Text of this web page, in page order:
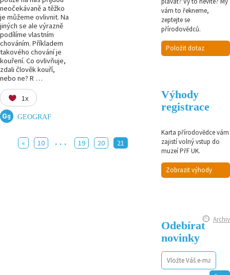
neočekávaně a těžko
je můžeme ovlivnit. Na
jiných se ale výrazně
podílíme vlastním
chováním. Příkladem
takového chování je
kouření. Co ovlivňuje,
zdali člověk kouří,
nebo ne? R …
1x
GEOGRAF
« 10 ... 19 20 21
vám to řekneme,
zeptejte se
přírodovědců.
Položit dotaz
Výhody
registrace
Karta přírodovědce vám
zajistí volný vstup do
muzeí PřF UK.
Zobrazit výhody
Archiv
Odebírat
novinky